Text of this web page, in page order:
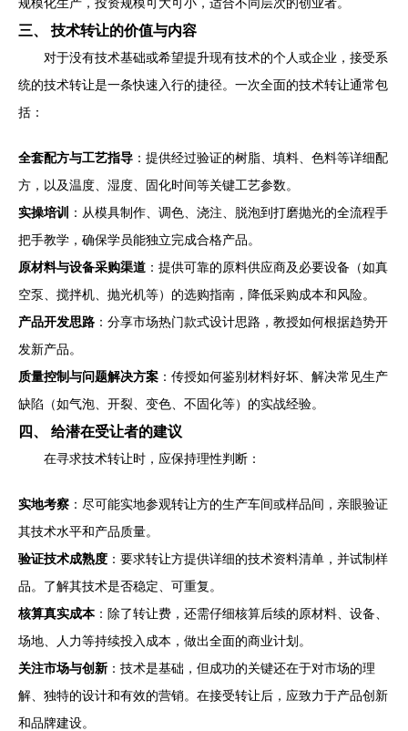
三、 技术转让的价值与内容
对于没有技术基础或希望提升现有技术的个人或企业，接受系
统的技术转让是一条快速入行的捷径。一次全面的技术转让通常包
括：
全套配方与工艺指导 ：提供经过验证的树脂、填料、色料等详细配
方，以及温度、湿度、固化时间等关键工艺参数。
实操培训
：从模具制作、调色、浇注、脱泡到打磨抛光的全流程手
把手教学，确保学员能独立完成合格产品。
原材料与设备采购渠道 ：提供可靠的原料供应商及必要设备（如真
空泵、搅拌机、抛光机等）的选购指南，降低采购成本和风险。
产品开发思路 ：分享市场热门款式设计思路，教授如何根据趋势开
发新产品。
质量控制与问题解决方案 ：传授如何鉴别材料好坏、解决常见生产
缺陷（如气泡、开裂、变色、不固化等）的实战经验。
四、 给潜在受让者的建议
在寻求技术转让时，应保持理性判断：
实地考察 ：尽可能实地参观转让方的生产车间或样品间，亲眼验证
其技术水平和产品质量。
验证技术成熟度 ：要求转让方提供详细的技术资料清单，并试制样
品。了解其技术是否稳定、可重复。
核算真实成本：除了转让费，还需仔细核算后续的原材料、设备、
场地、人力等持续投入成本，做出全面的商业计划。
关注市场与创新 ：技术是基础，但成功的关键还在于对市场的理
解、独特的设计和有效的营销。在接受转让后，应致力于产品创新
和品牌建设。